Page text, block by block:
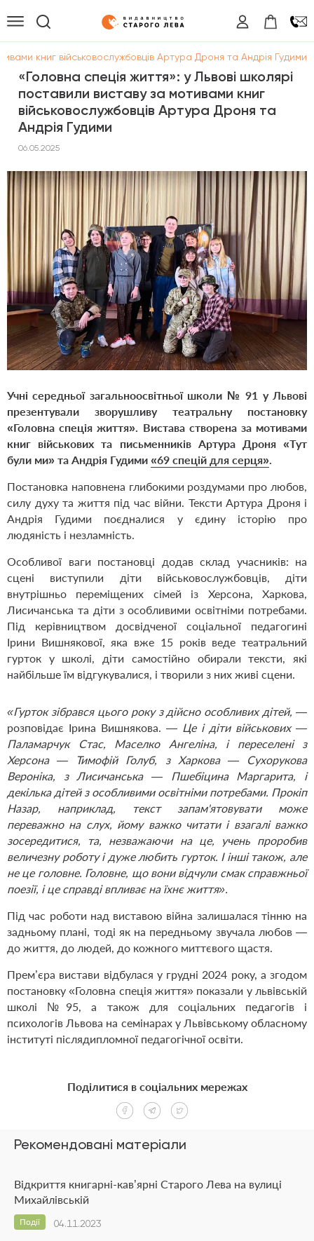
книг військовослужбовців Артура Дроня та Андрія Гудими
«Головна спеція життя»: у Львові школярі
поставили виставу за мотивами книг
військовослужбовців Артура Дроня та
Андрія Гудими
06.05.2025
Учні середньої загальноосвітньої школи № 91 у Львові
презентували зворушливу театральну постановку
«Головна спеція життя». Вистава створена за мотивами
книг військових та письменників Артура Дроня «Тут
були ми» та Андрія Гудими «69 спецій для серця».
Постановка наповнена глибокими роздумами про любов,
силу духу та життя під час війни. Тексти Артура Дроня і
Андрія Гудими поєдналися у єдину історію про
людяність і незламність.
Особливої ваги постановці додав склад учасників: на
сцені виступили діти військовослужбовців, діти
внутрішньо переміщених сімей із Херсона, Харкова,
Лисичанська та діти з особливими освітніми потребами.
Під керівництвом досвідченої соціальної педагогині
Ірини Вишнякової, яка вже 15 років веде театральний
гурток у школі, діти самостійно обирали тексти, які
найбільше їм відгукувалися, і творили з них живі сцени.
«Гурток зібрався цього року з дійсно особливих дітей, —
розповідає Ірина Вишнякова. — Це і діти військових —
Паламарчук Стас, Маселко Ангеліна, і переселені з
Херсона — Тимофій Голуб, з Харкова — Сухорукова
Вероніка, з Лисичанська — Пшебіцина Маргарита, і
декілька дітей з особливими освітніми потребами. Прокіп
Назар, наприклад, текст запам'ятовувати може
переважно на слух, йому важко читати і взагалі важко
зосередитися, та, незважаючи на це, учень проробив
величезну роботу і дуже любить гурток. І інші також, але
не це головне. Головне, що вони відчули смак справжньої
поезії, і це справді впливає на їхнє життя».
Під час роботи над виставою війна залишалася тінню на
задньому плані, тоді як на передньому звучала любов —
до життя, до людей, до кожного миттєвого щастя.
Прем’єра вистави відбулася у грудні 2024 року, а згодом
постановку «Головна спеція життя» показали у львівській
школі №95, а також для соціальних педагогів і
психологів Львова на семінарах у Львівському обласному
інституті післядипломної педагогічної освіти.
Рекомендовані матеріали
Відкриття книгарні-кав’ярні Старого Лева на вулиці
Михайлівській
04.11.2023
Події
Поділитися в соціальних мережах